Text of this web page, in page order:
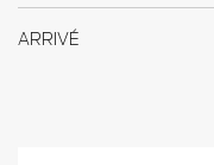
ARRIVÉ